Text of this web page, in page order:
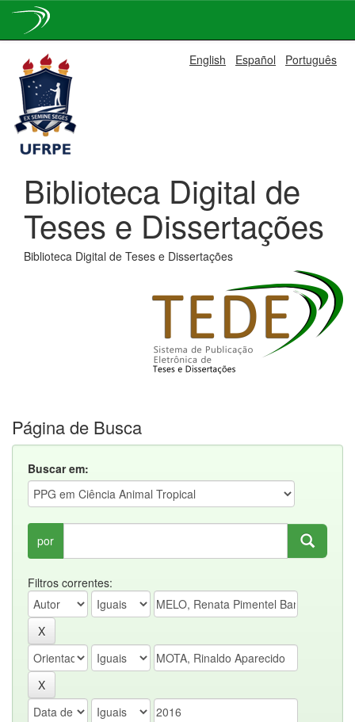
navigation
English Español Português
Biblioteca Digital de
Teses e Dissertações
Biblioteca Digital de Teses e Dissertações
Página de Busca
Buscar em:
por
Filtros correntes: